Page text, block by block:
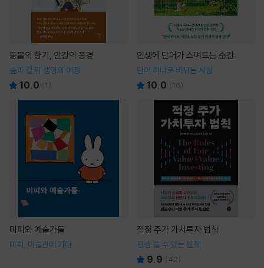
동물의 향기, 인간의 풍경
숲과 길 위 생명의 여정
10.0 (1 )
인생에 단어가 스며드는 순간
단어 하나로 바뀌는 세상
10.0 (16)
미피와 예술가들
미피, 미술관에 가다
적정 주가 가치투자 법칙
평생 쓸 수 있는 원칙
9.9 (42)